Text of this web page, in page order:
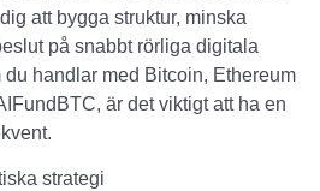
att bygga struktur, minska
på snabbt rörliga digitala
du handlar med Bitcoin, Ethereum
är det viktigt att ha en
strategi